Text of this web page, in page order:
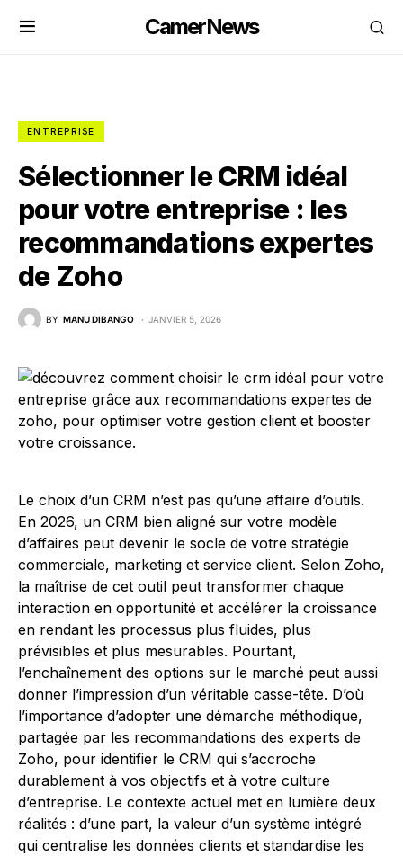
CamerNews
ENTREPRISE
Sélectionner le CRM idéal
pour votre entreprise : les
recommandations expertes
de Zoho
BY MANU DIBANGO JANVIER 5, 2026
Le choix d’un CRM n’est pas qu’une affaire d’outils.
En 2026, un CRM bien aligné sur votre modèle
d’affaires peut devenir le socle de votre stratégie
commerciale, marketing et service client. Selon Zoho,
la maîtrise de cet outil peut transformer chaque
interaction en opportunité et accélérer la croissance
en rendant les processus plus fluides, plus
prévisibles et plus mesurables. Pourtant,
l’enchaînement des options sur le marché peut aussi
donner l’impression d’un véritable casse-tête. D’où
l’importance d’adopter une démarche méthodique,
partagée par les recommandations des experts de
Zoho, pour identifier le CRM qui s’accroche
durablement à vos objectifs et à votre culture
d’entreprise. Le contexte actuel met en lumière deux
réalités : d’une part, la valeur d’un système intégré
qui centralise les données clients et standardise les